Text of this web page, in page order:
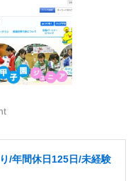
/年間休日125日/未経験